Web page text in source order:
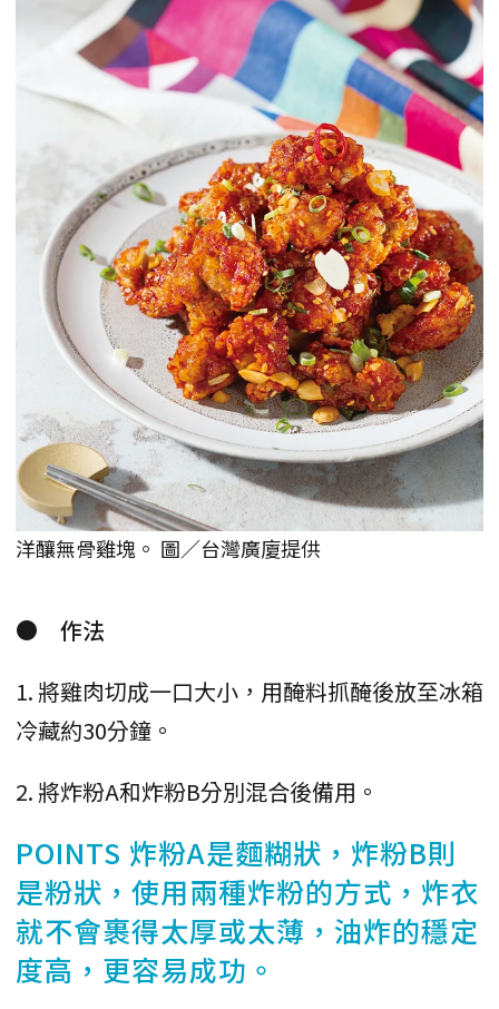
洋釀無骨雞塊。 圖／台灣廣廈提供
● 作法
1. 將雞肉切成一口大小，用醃料抓醃後放至冰箱
冷藏約30分鐘。
2. 將炸粉A和炸粉B分別混合後備用。
POINTS 炸粉A是麵糊狀，炸粉B則
是粉狀，使用兩種炸粉的方式，炸衣
就不會裹得太厚或太薄，油炸的穩定
度高，更容易成功。